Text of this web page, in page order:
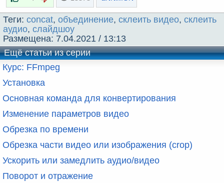
Теги: concat, объединение, склеить видео, склеить
аудио, слайдшоу
Размещена: 7.04.2021 / 13:13
Ещё статьи из серии
Курс: FFmpeg
Установка
Основная команда для конвертирования
Изменение параметров видео
Обрезка по времени
Обрезка части видео или изображения (crop)
Ускорить или замедлить аудио/видео
Поворот и отражение